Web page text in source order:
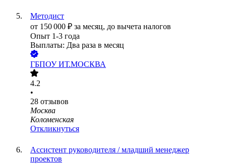
Методист
от 150 000 ₽ за месяц, до вычета налогов
Опыт 1-3 года
Выплаты: Два раза в месяц
ГБПОУ ИТ.МОСКВА
4.2
•
28 отзывов
Москва
Коломенская
Откликнуться
Ассистент руководителя / младший менеджер
проектов